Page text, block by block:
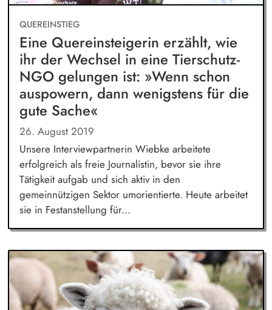
QUEREINSTIEG
Eine Quereinsteigerin erzählt, wie
ihr der Wechsel in eine Tierschutz-
NGO gelungen ist: »Wenn schon
auspowern, dann wenigstens für die
gute Sache«
26. August 2019
Unsere Interviewpartnerin Wiebke arbeitete
erfolgreich als freie Journalistin, bevor sie ihre
Tätigkeit aufgab und sich aktiv in den
gemeinnützigen Sektor umorientierte. Heute arbeitet
sie in Festanstellung für...